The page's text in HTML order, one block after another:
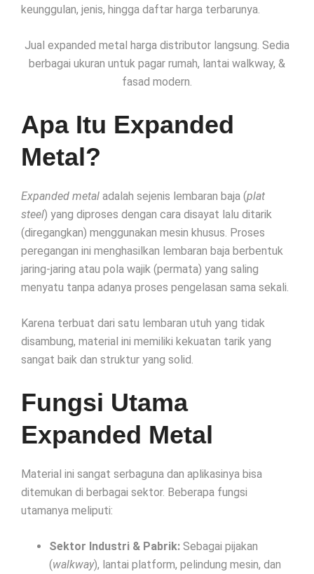
keunggulan, jenis, hingga daftar harga terbarunya.
Jual expanded metal harga distributor langsung. Sedia
berbagai ukuran untuk pagar rumah, lantai walkway, &
fasad modern.
Apa Itu Expanded
Metal?
Expanded metal adalah sejenis lembaran baja (plat
steel) yang diproses dengan cara disayat lalu ditarik
(diregangkan) menggunakan mesin khusus. Proses
peregangan ini menghasilkan lembaran baja berbentuk
jaring-jaring atau pola wajik (permata) yang saling
menyatu tanpa adanya proses pengelasan sama sekali.
Karena terbuat dari satu lembaran utuh yang tidak
disambung, material ini memiliki kekuatan tarik yang
sangat baik dan struktur yang solid.
Fungsi Utama
Expanded Metal
Material ini sangat serbaguna dan aplikasinya bisa
ditemukan di berbagai sektor. Beberapa fungsi
utamanya meliputi:
Sektor Industri & Pabrik: Sebagai pijakan
(walkway), lantai platform, pelindung mesin, dan